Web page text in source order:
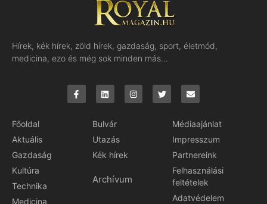
Hírek, kék hírek, zöld hírek, gazdaság, sport, életmód,
medicina, ezo és még sok minden más…
Főoldal
Aktuális
Gazdaság
Kultúra
Technika
Medicina
Bulvár
Utazás
Kék hírek
Archívum
Médiaajánlat
Impresszum
Partnereink
Felhasználási
feltételek
Adatvédelem